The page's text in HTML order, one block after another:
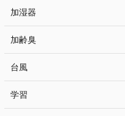
加湿器
加齢臭
台風
学習